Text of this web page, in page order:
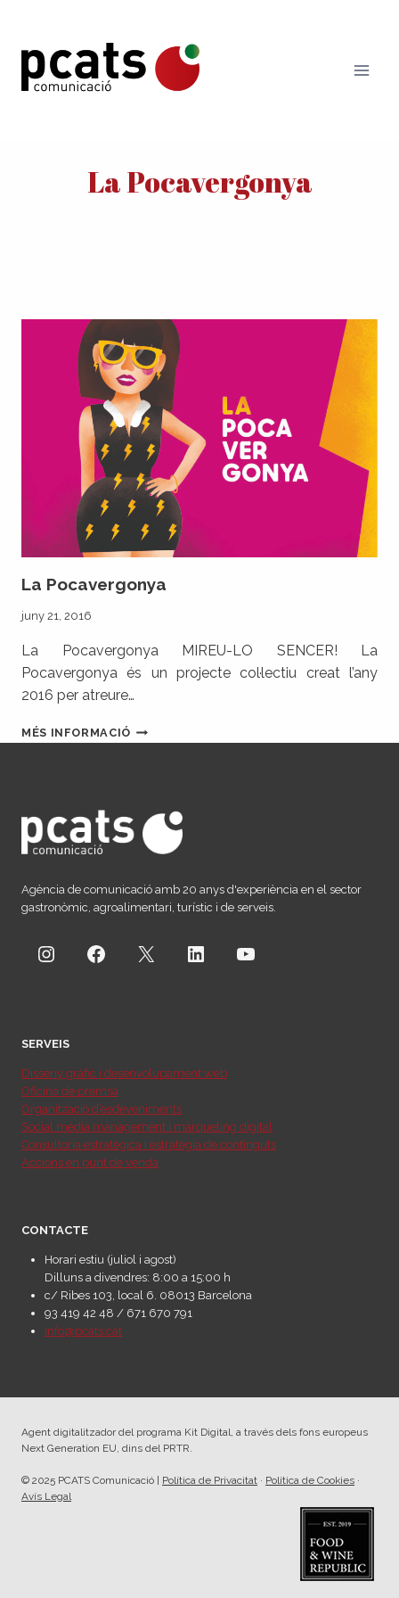
contingut
La Pocavergonya
La Pocavergonya
juny 21, 2016
La Pocavergonya MIREU-LO SENCER! La
Pocavergonya és un projecte col·lectiu creat l’any
2016 per atreure…
MÉS INFORMACIÓLA
POCAVERGONYA
Agència de comunicació amb 20 anys d'experiència en el sector
gastronòmic, agroalimentari, turístic i de serveis.
InstagramFacebook
X LinkedInYouTube
SERVEIS
Disseny gràfic i desenvolupament web
Oficina de premsa
Organització d’esdeveniments
Social media management i màrqueting digital
Consultoria estratègica i estratègia de continguts
Accions en punt de venda
CONTACTE
Horari estiu (juliol i agost)
Dilluns a divendres: 8:00 a 15:00 h
c/ Ribes 103, local 6. 08013 Barcelona
93 419 42 48 / 671 670 791
info@pcats.cat
Agent digitalitzador del programa Kit Digital, a través dels fons europeus
Next Generation EU, dins del PRTR.
© 2025 PCATS Comunicació | Política de Privacitat · Política de Cookies ·
Avís Legal